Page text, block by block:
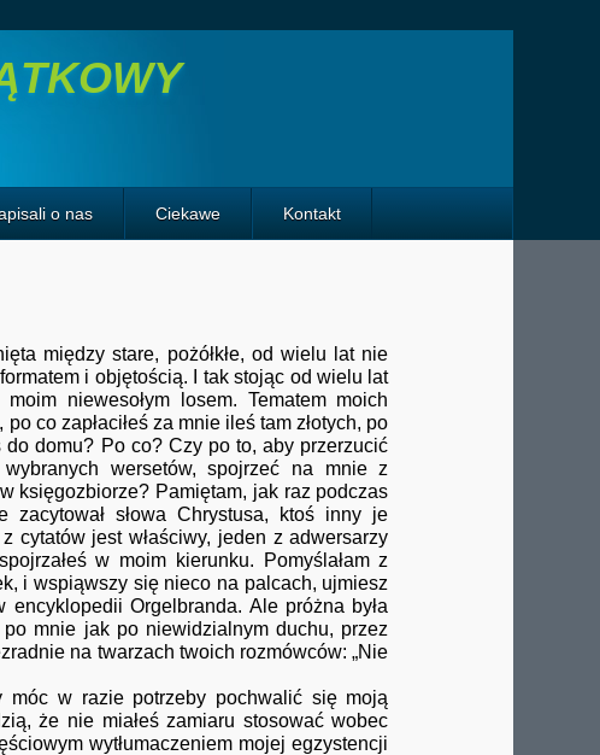
o nas Ciekawe Kontakt
między stare, pożółkłe, od wielu lat nie
i objętością. I tak stojąc od wielu lat
niewesołym losem. Tematem moich
co zapłaciłeś za mnie ileś tam złotych, po
domu? Po co? Czy po to, aby przerzucić
wersetów, spojrzeć na mnie z
księgozbiorze? Pamiętam, jak raz podczas
słowa Chrystusa, ktoś inny je
cytatów jest właściwy, jeden z adwersarzy
w moim kierunku. Pomyślałam z
i wspiąwszy się nieco na palcach, ujmiesz
Orgelbranda. Ale próżna była
mnie jak po niewidzialnym duchu, przez
na twarzach twoich rozmówców: „Nie
w razie potrzeby pochwalić się moją
że nie miałeś zamiaru stosować wobec
wytłumaczeniem mojej egzystencji